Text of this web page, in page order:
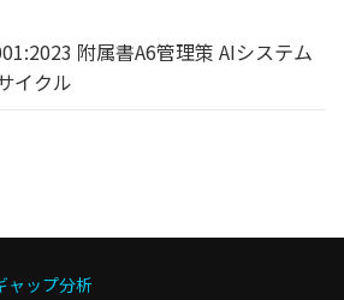
附属書A6管理策 AIシステム
イクル
ャップ分析